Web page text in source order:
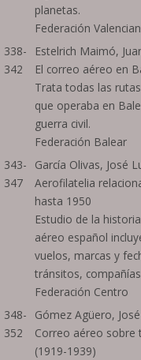
planetas.
Federación
338-
342
Estelrich Maimó,
El correo aéreo en
Trata todas las
que operaba en
guerra civil.
Federación Balear
343-
347
García Olivas, José
Aerofilatelia
hasta 1950
Estudio de la
aéreo español
vuelos, marcas y
tránsitos,
Federación Centro
348-
352
Gómez Agüero,
Correo aéreo sobre
(1919-1939)